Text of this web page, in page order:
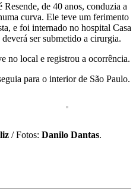
de 40 anos, conduzia a
curva. Ele teve um ferimento
e foi internado no hospital Casa
ser submetido a cirurgia.
no local e registrou a ocorrência.
para o interior de São Paulo.
/ Fotos: Danilo Dantas.